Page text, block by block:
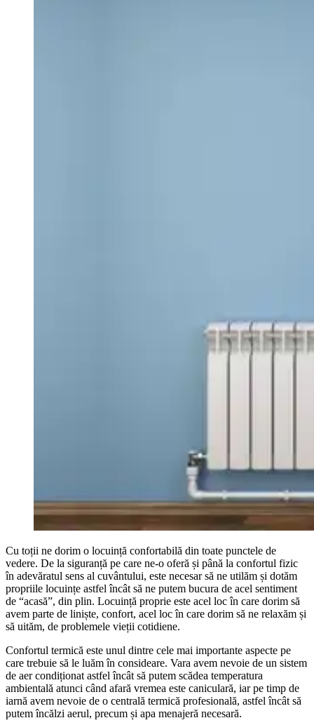
Cu toții ne dorim o locuință confortabilă din toate punctele de
vedere. De la siguranță pe care ne-o oferă și până la confortul fizic
în adevăratul sens al cuvântului, este necesar să ne utilăm și dotăm
propriile locuințe astfel încât să ne putem bucura de acel sentiment
de “acasă”, din plin. Locuință proprie este acel loc în care dorim să
avem parte de liniște, confort, acel loc în care dorim să ne relaxăm și
să uităm, de problemele vieții cotidiene.
Confortul termică este unul dintre cele mai importante aspecte pe
care trebuie să le luăm în consideare. Vara avem nevoie de un sistem
de aer condiționat astfel încât să putem scădea temperatura
ambientală atunci când afară vremea este caniculară, iar pe timp de
iarnă avem nevoie de o centrală termică profesională, astfel încât să
putem încălzi aerul, precum și apa menajeră necesară.